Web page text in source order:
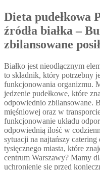
Dieta pudełkowa
źródła białka –
zbilansowane
Białko jest nieodłącznym
to składnik, który potrzebny
funkcjonowania organizmu.
jedzenie pudełkowe, które
odpowiednio zbilansowane.
mięśniowej oraz w
funkcjonowanie układu
odpowiednią ilość w
sytuacji na najtańszy catering
tysięcznego miasta, które
centrum Warszawy? Mamy
uchronienie się przed